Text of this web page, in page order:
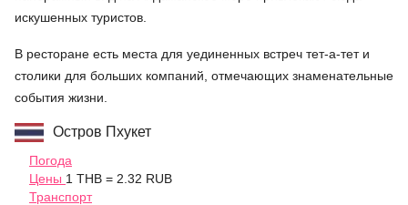
искушенных туристов.
В ресторане есть места для уединенных встреч тет-а-тет и
столики для больших компаний, отмечающих знаменательные
события жизни.
Остров Пхукет
Погода
Цены 1 THB = 2.32 RUB
Транспорт